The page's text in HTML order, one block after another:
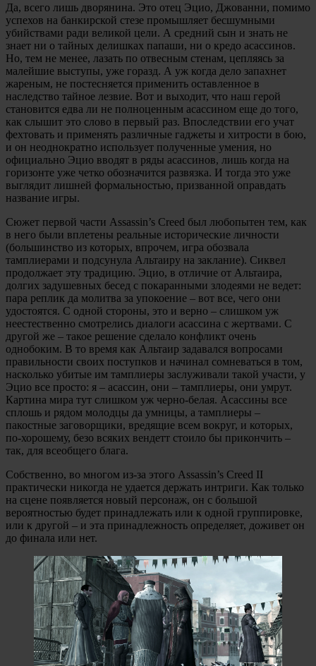
Да, всего лишь дворянина. Это отец Эцио, Джованни, помимо
успехов на банкирской стезе промышляет бесшумными
убийствами ради великой цели. А средний сын и знать не
знает ни о тайных делишках папаши, ни о кредо асассинов.
Но, тем не менее, лазать по отвесным стенам, цепляясь за
малейшие выступы, уже горазд. А уж когда дело запахнет
жареным, не постесняется применить оставленное в
наследство тайное лезвие. Вот и выходит, что наш герой
становится едва ли не полноценным асассином еще до того,
как слышит это слово в первый раз. Впоследствии его учат
фехтовать и применять различные гаджеты и хитрости в бою,
и он неоднократно использует полученные умения, но
официально Эцио вводят в ряды асассинов, лишь когда на
горизонте уже четко обозначится развязка. И тогда это уже
выглядит лишней формальностью, призванной оправдать
название игры.
Сюжет первой части Assassin’s Creed был любопытен тем, как
в него были вплетены реальные исторические личности
(большинство из которых, впрочем, игра обозвала
тамплиерами и подсунула Альтаиру на заклание). Сиквел
продолжает эту традицию. Эцио, в отличие от Альтаира,
долгих задушевных бесед с покаранными злодеями не ведет:
пара реплик да молитва за упокоение – вот все, чего они
удостоятся. С одной стороны, это и верно – слишком уж
неестественно смотрелись диалоги асассина с жертвами. С
другой же – такое решение сделало конфликт очень
однобоким. В то время как Альтаир задавался вопросами
правильности своих поступков и начинал сомневаться в том,
насколько убитые им тамплиеры заслуживали такой участи, у
Эцио все просто: я – асассин, они – тамплиеры, они умрут.
Картина мира тут слишком уж черно-белая. Асассины все
сплошь и рядом молодцы да умницы, а тамплиеры –
пакостные заговорщики, вредящие всем вокруг, и которых,
по-хорошему, безо всяких вендетт стоило бы прикончить –
так, для всеобщего блага.
Собственно, во многом из-за этого Assassin’s Creed II
практически никогда не удается держать интриги. Как только
на сцене появляется новый персонаж, он с большой
вероятностью будет принадлежать или к одной группировке,
или к другой – и эта принадлежность определяет, доживет он
до финала или нет.